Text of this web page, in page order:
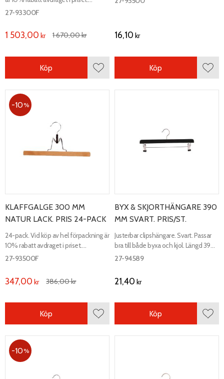
Clipshängare natur. Längd 350 mm,
27-93300F
1 503,00 kr 1 670,00kr
Lägg till i favoriter
Köp
16,10 kr
Köp
KLAFFGALGE 300 MM
NATUR LACK. PRIS 24-PACK
24-pack. Vid köp av hel förpackning är
10% rabatt avdraget i priset.
Klaffhängare för byxa och kjol. Längd
27-93500F
347,00 kr 386,00kr
10%
Lägg till i favoriter
Köp
BYX & SKJORTHÄNGARE 390
MM SVART. PRIS/ST.
Justerbar clipshängare. Svart. Passar
bra till både byxa och kjol. Längd 390
mm, bredd 12 mm.
27-94589
21,40 kr
Köp
10%